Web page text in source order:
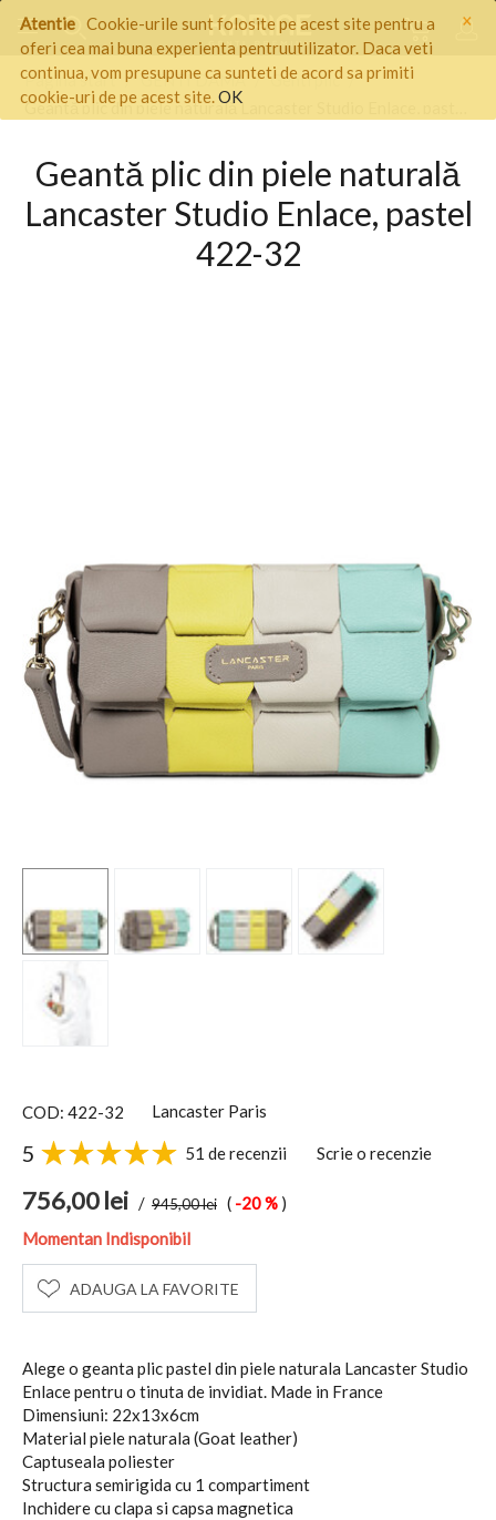
×
Atentie Cookie-urile sunt folosite pe acest site pentru a
oferi cea mai buna experienta pentruutilizator. Daca veti
continua, vom presupune ca sunteti de acord sa primiti
cookie-uri de pe acest site.OK
Pagina start / GENTI DAMA / Genti plic /
Geantă plic din piele naturală Lancaster Studio Enlace, pastel 422-32
Geantă plic din piele naturală
Lancaster Studio Enlace, pastel
422-32
COD: 422-32 Lancaster Paris
5 51 de recenzii Scrie o recenzie
756,00lei / 945,00lei ( -20 % )
Momentan Indisponibil
ADAUGA LA FAVORITE
Alege o geanta plic pastel din piele naturala Lancaster Studio
Enlace pentru o tinuta de invidiat. Made in France
Dimensiuni: 22x13x6cm
Material piele naturala (Goat leather)
Captuseala poliester
Structura semirigida cu 1 compartiment
Inchidere cu clapa si capsa magnetica